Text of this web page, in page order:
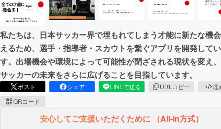
私たちは、日本サッカー界で埋もれてしまう才能に新たな機
えるため、選手・指導者・スカウトを繋ぐアプリを開発して
す。出場機会や環境によって可能性が閉ざされる現状を変え
サッカーの未来をさらに広げることを目指しています。
ポスト シェア LINEで送る URLコピー
埋
QRコード
安心してご支援いただくために （All-in方式）